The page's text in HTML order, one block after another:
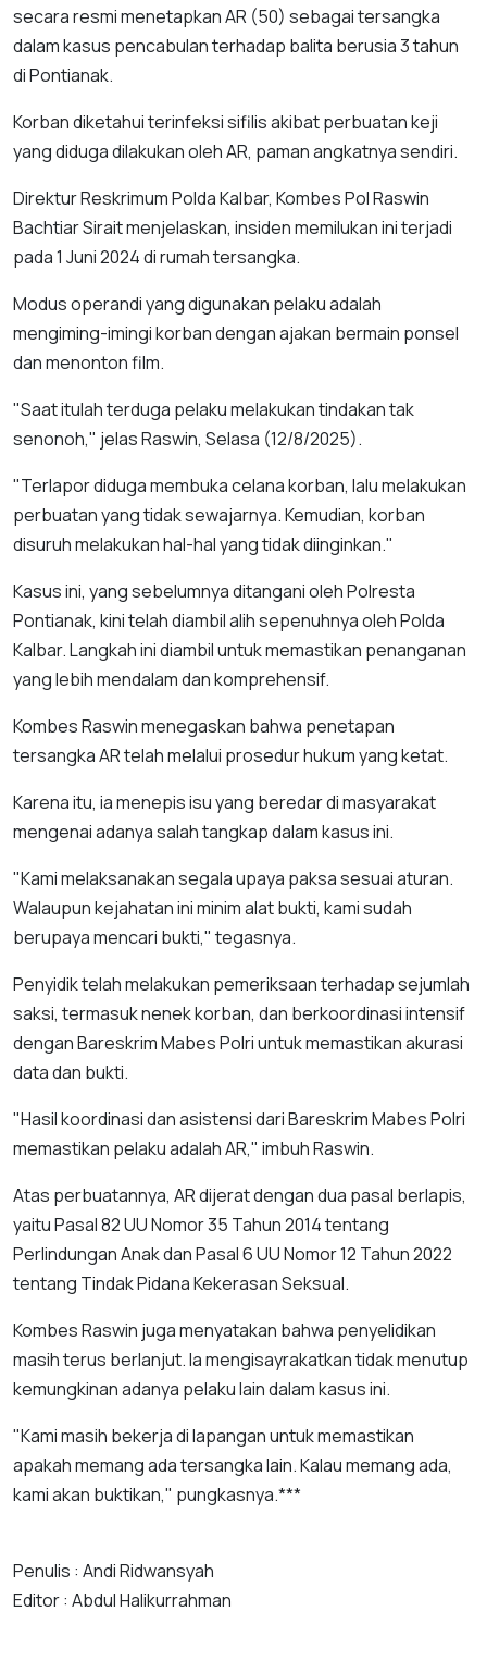
secara resmi menetapkan AR (50) sebagai tersangka
dalam kasus pencabulan terhadap balita berusia 3 tahun
di Pontianak.
Korban diketahui terinfeksi sifilis akibat perbuatan keji
yang diduga dilakukan oleh AR, paman angkatnya sendiri.
Direktur Reskrimum Polda Kalbar, Kombes Pol Raswin
Bachtiar Sirait menjelaskan, insiden memilukan ini terjadi
pada 1 Juni 2024 di rumah tersangka.
Modus operandi yang digunakan pelaku adalah
mengiming-imingi korban dengan ajakan bermain ponsel
dan menonton film.
"Saat itulah terduga pelaku melakukan tindakan tak
senonoh," jelas Raswin, Selasa (12/8/2025).
"Terlapor diduga membuka celana korban, lalu melakukan
perbuatan yang tidak sewajarnya. Kemudian, korban
disuruh melakukan hal-hal yang tidak diinginkan."
Kasus ini, yang sebelumnya ditangani oleh Polresta
Pontianak, kini telah diambil alih sepenuhnya oleh Polda
Kalbar. Langkah ini diambil untuk memastikan penanganan
yang lebih mendalam dan komprehensif.
Kombes Raswin menegaskan bahwa penetapan
tersangka AR telah melalui prosedur hukum yang ketat.
Karena itu, ia menepis isu yang beredar di masyarakat
mengenai adanya salah tangkap dalam kasus ini.
"Kami melaksanakan segala upaya paksa sesuai aturan.
Walaupun kejahatan ini minim alat bukti, kami sudah
berupaya mencari bukti," tegasnya.
Penyidik telah melakukan pemeriksaan terhadap sejumlah
saksi, termasuk nenek korban, dan berkoordinasi intensif
dengan Bareskrim Mabes Polri untuk memastikan akurasi
data dan bukti.
"Hasil koordinasi dan asistensi dari Bareskrim Mabes Polri
memastikan pelaku adalah AR," imbuh Raswin.
Atas perbuatannya, AR dijerat dengan dua pasal berlapis,
yaitu Pasal 82 UU Nomor 35 Tahun 2014 tentang
Perlindungan Anak dan Pasal 6 UU Nomor 12 Tahun 2022
tentang Tindak Pidana Kekerasan Seksual.
Kombes Raswin juga menyatakan bahwa penyelidikan
masih terus berlanjut. Ia mengisayrakatkan tidak menutup
kemungkinan adanya pelaku lain dalam kasus ini.
"Kami masih bekerja di lapangan untuk memastikan
apakah memang ada tersangka lain. Kalau memang ada,
kami akan buktikan," pungkasnya.***
Penulis : Andi Ridwansyah
Editor : Abdul Halikurrahman